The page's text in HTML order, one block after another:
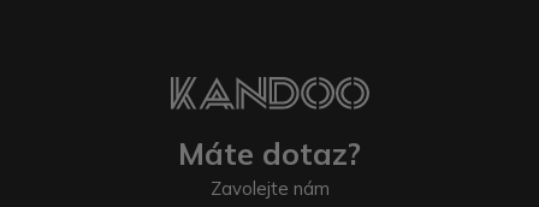
Máte dotaz?
Zavolejte nám